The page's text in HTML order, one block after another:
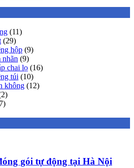
(11)
(29)
hộp (9)
nhãn (9)
chai lọ (16)
túi (10)
không (12)
gói tự động tại Hà Nội